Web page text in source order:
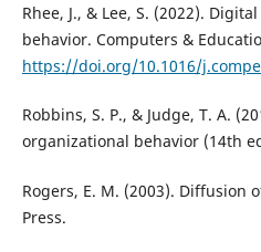
Rhee, J., & Lee, S. (2022).
behavior. Computers &
https://doi.org/10.1016/
Robbins, S. P., & Judge, T. A.
organizational behavior (14th
Rogers, E. M. (2003). Diffusion
Press.